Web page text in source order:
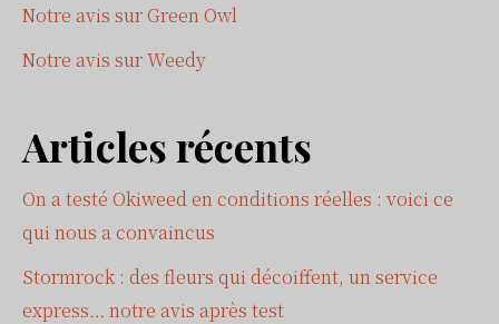
Notre avis sur Green Owl
Notre avis sur Weedy
Articles récents
On a testé Okiweed en conditions réelles : voici ce
qui nous a convaincus
Stormrock : des fleurs qui décoiffent, un service
express… notre avis après test